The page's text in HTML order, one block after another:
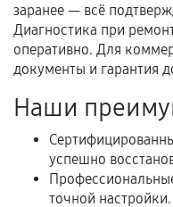
Естественный
предусмотрено
Обращение
срока.
Программные
Если
заранее — всё
Диагностика при
оперативно. Для
документы и гарантия
Наши
успешно
точной настройки.